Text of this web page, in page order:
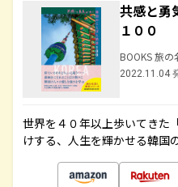
共感と勇
１００
BOOKS 旅の
2022.11.04
世界を４０年以上歩いてきた
けする、人生を輝かせる韓国